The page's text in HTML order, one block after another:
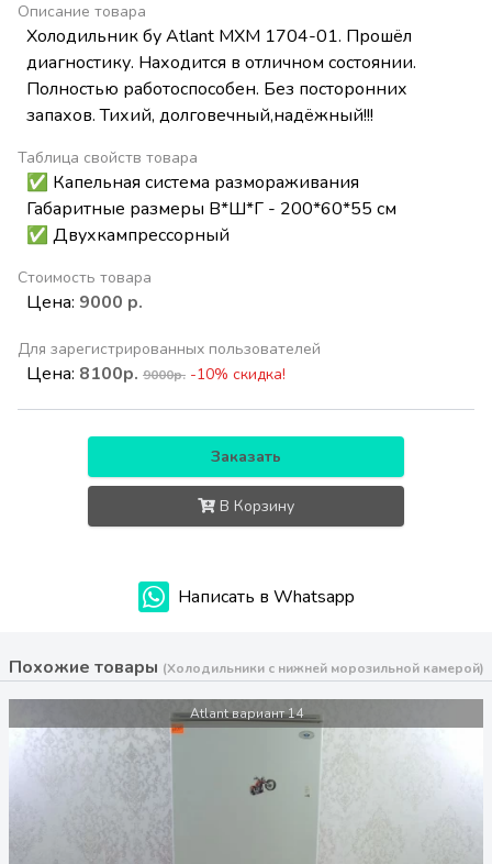
Описание товара
Холодильник бу Atlant МХМ 1704-01. Прошёл
диагностику. Находится в отличном состоянии.
Полностью работоспособен. Без посторонних
запахов. Тихий, долговечный,надёжный!!!
Таблица свойств товара
✅ Капельная система размораживания
Габаритные размеры В*Ш*Г - 200*60*55 см
✅ Двухкампрессорный
Стоимость товара
Цена: 9000 р.
Для зарегистрированных пользователей
Цена: 8100р. 9000р. -10% скидка!
Заказать
В Корзину
Написать в Whatsapp
Похожие товары (Холодильники с нижней морозильной камерой)
Atlant вариант 14